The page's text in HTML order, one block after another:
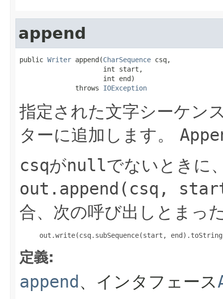
append
public Writer append(CharSequence csq,
                     int start,
                     int end)
              throws
IOException
指定された文字シーケン
ターに追加します。
csqがnullでないときに
out.append(csq,
合、次の呼び出しとまっ
out.write(csq.subSequence(start,
定義:
append、インタフェース